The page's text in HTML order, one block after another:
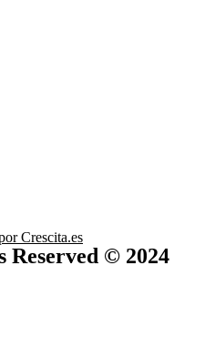
Crescita.es
Reserved © 2024